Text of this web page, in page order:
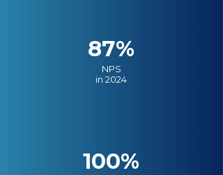
87%
NPS
in 2024
100%